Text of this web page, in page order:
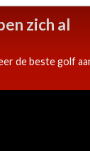
zich al
de beste golf